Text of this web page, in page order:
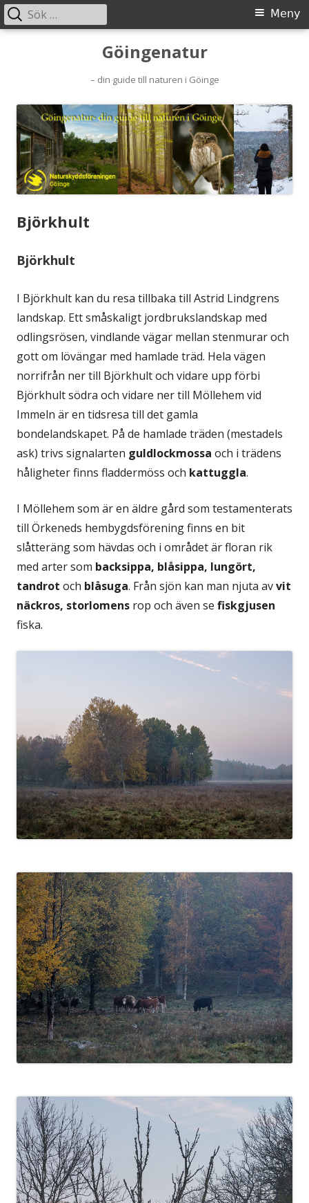
Göingenatur
– din guide till naturen i Göinge
Primär
Meny
Sök
efter:
Björkhult
Björkhult
I Björkhult kan du resa tillbaka till Astrid Lindgrens
landskap. Ett småskaligt jordbrukslandskap med
odlingsrösen, vindlande vägar mellan stenmurar och
gott om lövängar med hamlade träd. Hela vägen
norrifrån ner till Björkhult och vidare upp förbi
Björkhult södra och vidare ner till Möllehem vid
Immeln är en tidsresa till det gamla
bondelandskapet. På de hamlade träden (mestadels
ask) trivs signalarten guldlockmossa och i trädens
håligheter finns fladdermöss och kattuggla.
I Möllehem som är en äldre gård som testamenterats
till Örkeneds hembygdsförening finns en bit
slåtteräng som hävdas och i området är floran rik
med arter som backsippa, blåsippa, lungört,
tandrot och blåsuga. Från sjön kan man njuta avvit
näckros, storlomens rop och även se fiskgjusen
fiska.